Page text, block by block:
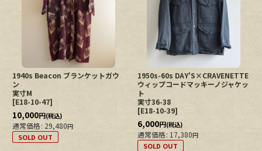
1940s Beacon ブランケットガウ
ン
実寸M
[E18-10-47]
10,000円(税込)
通常価格: 29,480円
SOLD OUT
1950s-60s DAY'S×CRAVENETTE
ウィップコードマッキーノジャケッ
ト
実寸36-38
[E18-10-39]
6,000円(税込)
通常価格: 17,380円
SOLD OUT